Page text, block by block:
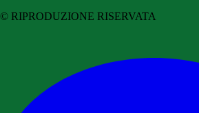
© RIPRODUZIONE RISERVATA